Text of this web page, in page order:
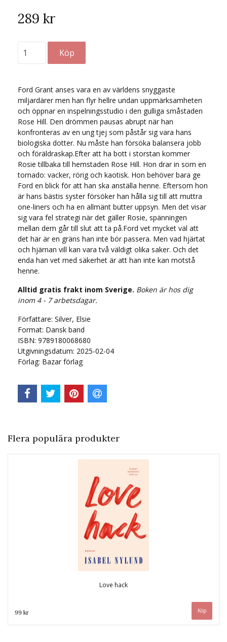
289 kr
Ford Grant anses vara en av världens snyggaste
miljardärer men han flyr hellre undan uppmärksamheten
och öppnar en inspelningsstudio i den gulliga småstaden
Rose Hill. Den drömmen pausas abrupt när han
konfronteras av en ung tjej som påstår sig vara hans
biologiska dotter. Nu måste han försöka balansera jobb
och föräldraskap.Efter att ha bott i storstan kommer
Rosie tillbaka till hemstaden Rose Hill. Hon drar in som en
tornado: vacker, rörig och kaotisk. Hon behöver bara ge
Ford en blick för att han ska anställa henne. Eftersom hon
är hans bästis syster försöker han hålla sig till att muttra
one-liners och ha en allmänt butter uppsyn. Men det visar
sig vara fel strategi när det gäller Rosie, spänningen
mellan dem går till slut att ta på.Ford vet mycket väl att
det här är en gräns han inte bör passera. Men vad hjärtat
och hjärnan vill kan vara två väldigt olika saker. Och det
enda han vet med säkerhet är att han inte kan motstå
henne.
Alltid gratis frakt inom Sverige. Boken är hos dig
inom 4 - 7 arbetsdagar.
Författare: Silver, Elsie
Format: Dansk band
ISBN: 9789180068680
Utgivningsdatum: 2025-02-04
Förlag: Bazar förlag
Flera populära produkter
Love hack
99 kr